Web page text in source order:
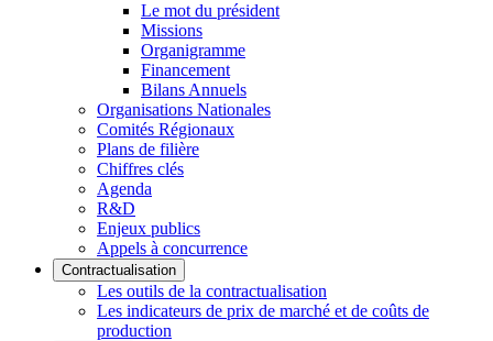
Le mot du président
Missions
Organigramme
Financement
Bilans Annuels
Organisations Nationales
Comités Régionaux
Plans de filière
Chiffres clés
Agenda
R&D
Enjeux publics
Appels à concurrence
Contractualisation
Les outils de la contractualisation
Les indicateurs de prix de marché et de coûts de
production